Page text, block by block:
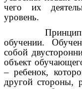
чего их
уровень.
Принцип
обучении.
собой
объект
– ребенок,
другой стороны,